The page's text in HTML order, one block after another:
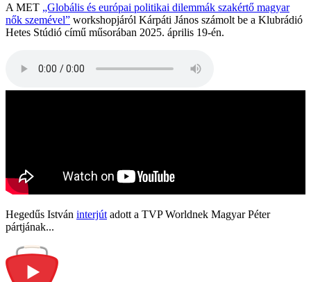
A MET „Globális és európai politikai dilemmák szakértő magyar
nők szemével” workshopjáról Kárpáti János számolt be a Klubrádió
Hetes Stúdió című műsorában 2025. április 19-én.
Hegedűs István interjút adott a TVP Worldnek Magyar Péter
pártjának...